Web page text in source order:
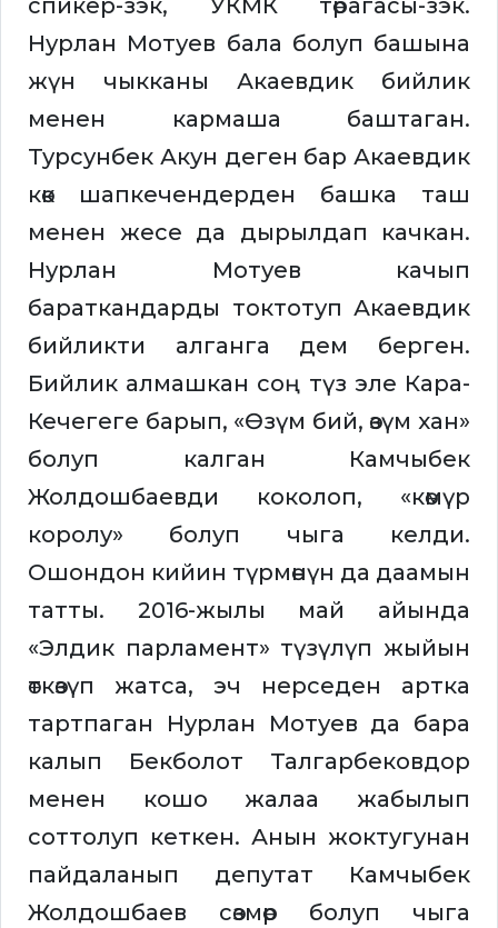
спикер-зэк, УКМК төрагасы-зэк.
Нурлан Мотуев бала болуп башына
жүн чыкканы Акаевдик бийлик
менен кармаша баштаган.
Турсунбек Акун деген бар Акаевдик
көк шапкечендерден башка таш
менен жесе да дырылдап качкан.
Нурлан Мотуев качып
бараткандарды токтотуп Акаевдик
бийликти алганга дем берген.
Бийлик алмашкан соң түз эле Кара-
Кечегеге барып, «Өзүм бий, өзүм хан»
болуп калган Камчыбек
Жолдошбаевди коколоп, «көмүр
королу» болуп чыга келди.
Ошондон кийин түрмөнүн да даамын
татты. 2016-жылы май айында
«Элдик парламент» түзүлүп жыйын
өткөзүп жатса, эч нерседен артка
тартпаган Нурлан Мотуев да бара
калып Бекболот Талгарбековдор
менен кошо жалаа жабылып
соттолуп кеткен. Анын жоктугунан
пайдаланып депутат Камчыбек
Жолдошбаев сөзмөр болуп чыга